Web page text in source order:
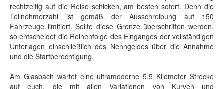
rechtzeitig auf die Reise schicken, am besten sofort. Denn die
Teilnehmerzahl ist gemäß der Ausschreibung auf 150
Fahrzeuge limitiert. Sollte diese Grenze überschritten werden,
so entscheidet die Reihenfolge des Einganges der vollständigen
Unterlagen einschließlich des Nenngeldes über die Annahme
und die Startberechtigung.
Am Glasbach wartet eine ultramoderne 5,5 Kilometer Strecke
auf euch, die mit allen Variationen von Kurven und